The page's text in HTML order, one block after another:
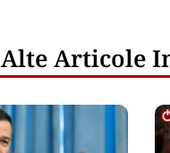
Alte Articole